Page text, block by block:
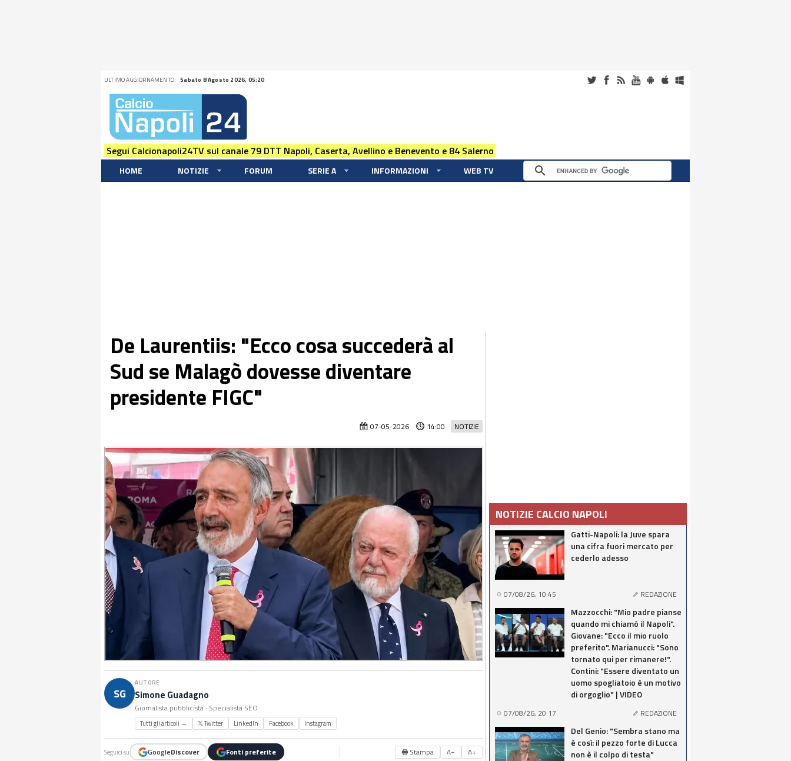
ULTIMO AGGIORNAMENTO: Sabato 8 Agosto 2026, 05:20
Segui Calcionapoli24TV sul canale 79 DTT Napoli, Caserta, Avellino e Benevento e 84 Salerno
HOME NOTIZIE FORUM SERIE A INFORMAZIONI WEB TV
De Laurentiis: "Ecco cosa succederà al
Sud se Malagò dovesse diventare
presidente FIGC"
NOTIZIE
07-05-2026 14:00
SG
AUTORE
Simone Guadagno
Giornalista pubblicista · Specialista SEO
Tutti gli articoli → 𝕏 Twitter LinkedIn Facebook Instagram
Seguici su GoogleDiscover Fonti preferite 🖶 Stampa A− A+
NOTIZIE CALCIO NAPOLI
Gatti-Napoli: la Juve spara
una cifra fuori mercato per
cederlo adesso
07/08/26, 10:45 REDAZIONE
Mazzocchi: "Mio padre pianse
quando mi chiamò il Napoli".
Giovane: "Ecco il mio ruolo
preferito". Marianucci: "Sono
tornato qui per rimanere!".
Contini: "Essere diventato un
uomo spogliatoio è un motivo
di orgoglio" | VIDEO
07/08/26, 20:17 REDAZIONE
Del Genio: "Sembra stano ma
è così: il pezzo forte di Lucca
non è il colpo di testa"